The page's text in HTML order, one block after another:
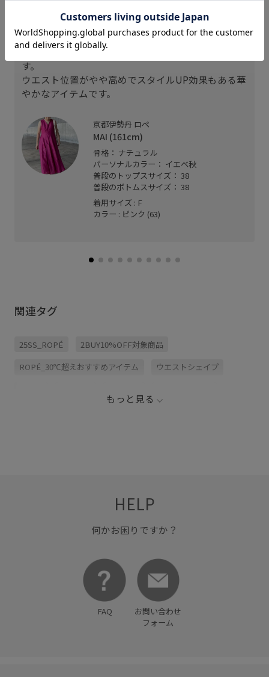
身長161㎝で普段38サイズを着用。
リネン混でありながら光沢感があります。
シンプルなデザインですが、縦の切り替えでウエス
トをシェイプさせたラインの綺麗なワンピースで
す。
ウエスト位置がやや高めでスタイルUP効果もある華
やかなアイテムです。
京都伊勢丹 ロペ
MAI (161cm)
骨格： ナチュラル
パーソナルカラー： イエベ秋
普段のトップスサイズ： 38
普段のボトムスサイズ： 38
着用サイズ : F
カラー : ピンク (63)
関連タグ
25SS_ROPÉ 2BUY10%OFF対象商品
ROPÉ_30℃超えおすすめアイテム ウエストシェイプ
もっと見る
HELP
何かお困りですか？
FAQ
お問い合わせ
フォーム